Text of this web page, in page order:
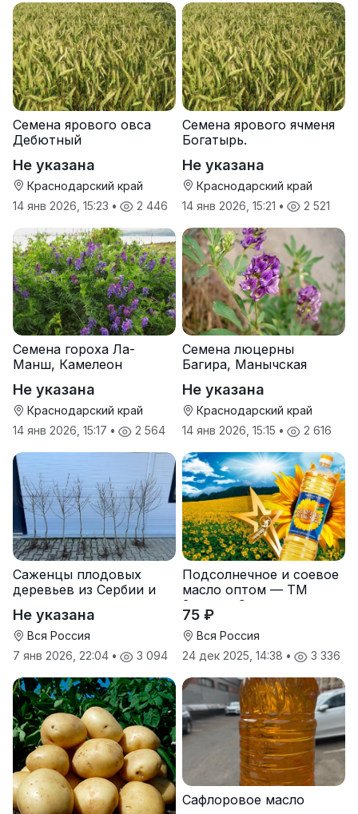
Семена ярового овса
Дебютный
Не указана
Краснодарский край
14 янв 2026, 15:23 • 2 446
Семена ярового ячменя
Богатырь.
Не указана
Краснодарский край
14 янв 2026, 15:21 • 2 521
Семена гороха Ла-
Манш, Камелеон
Не указана
Краснодарский край
14 янв 2026, 15:17 • 2 564
Семена люцерны
Багира, Манычская
Не указана
Краснодарский край
14 янв 2026, 15:15 • 2 616
Саженцы плодовых
деревьев из Сербии и
Не указана
Вся Россия
7 янв 2026, 22:04 • 3 094
Подсолнечное и соевое
масло оптом — ТМ
Золотая Семечка
75 ₽
Вся Россия
24 дек 2025, 14:38 • 3 336
Сафлоровое масло